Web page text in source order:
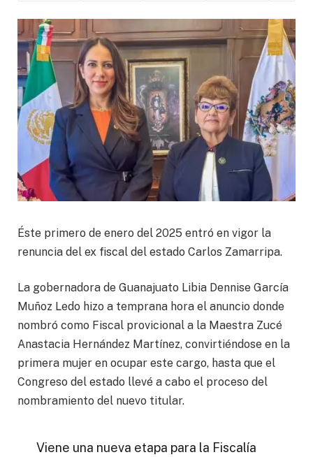
Éste primero de enero del 2025 entró en vigor la
renuncia del ex fiscal del estado Carlos Zamarripa.
La gobernadora de Guanajuato Libia Dennise García
Muñoz Ledo hizo a temprana hora el anuncio donde
nombró como Fiscal provicional a la Maestra Zucé
Anastacia Hernández Martínez, convirtiéndose en la
primera mujer en ocupar este cargo, hasta que el
Congreso del estado llevé a cabo el proceso del
nombramiento del nuevo titular.
Viene una nueva etapa para la Fiscalía